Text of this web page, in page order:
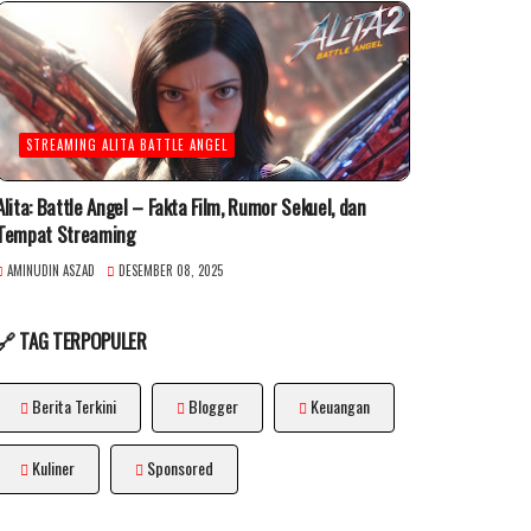
STREAMING ALITA BATTLE ANGEL
Battle Angel – Fakta Film, Rumor Sekuel, dan
Streaming
AMINUDIN ASZAD DESEMBER 08, 2025
TAG TERPOPULER
Berita Terkini Blogger Keuangan
Kuliner Sponsored